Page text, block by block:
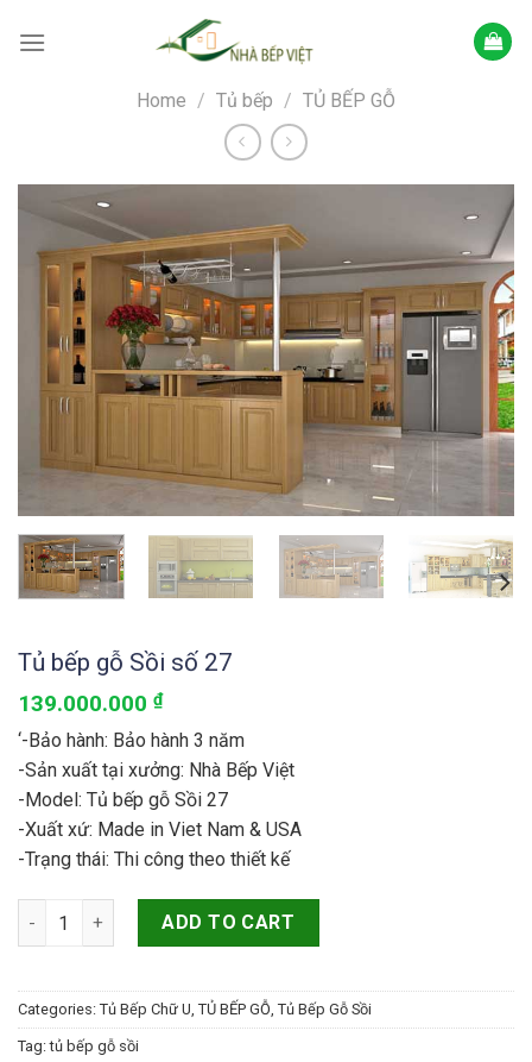
Home / Tủ bếp / TỦ BẾP GỖ
Tủ bếp gỗ Sồi số 27
139.000.000 ₫
‘-Bảo hành: Bảo hành 3 năm
-Sản xuất tại xưởng: Nhà Bếp Việt
-Model: Tủ bếp gỗ Sồi 27
-Xuất xứ: Made in Viet Nam & USA
-Trạng thái: Thi công theo thiết kế
Tủ bếp gỗ Sồi số 27 quantity
ADD TO CART
Categories: Tủ Bếp Chữ U, TỦ BẾP GỖ, Tủ Bếp Gỗ Sồi
Tag:tủ bếp gỗ sồi